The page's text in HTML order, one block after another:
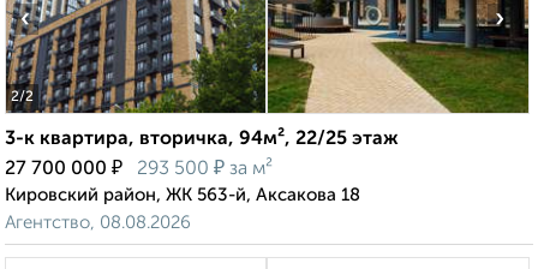
2/2
‹ ›
3-к квартира, вторичка, 94м², 22/25 этаж
27 700 000 ₽ 293 500 ₽ за м²
Кировский район, ЖК 563-й, Аксакова 18
Агентство, 08.08.2026